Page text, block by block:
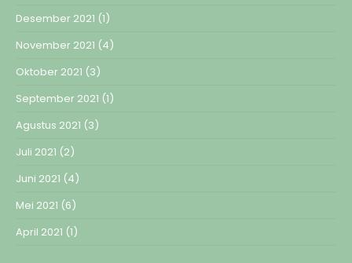
Desember 2021 (1)
November 2021 (4)
Oktober 2021 (3)
September 2021 (1)
Agustus 2021 (3)
Juli 2021 (2)
Juni 2021 (4)
Mei 2021 (6)
April 2021 (1)